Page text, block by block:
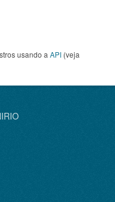
usando a API (veja